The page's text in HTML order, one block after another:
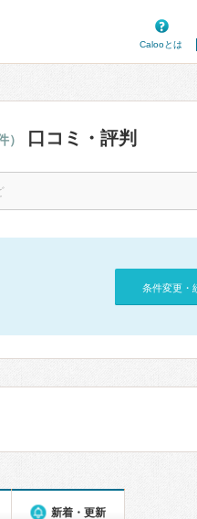
Calooとは
） 口コミ・評判
条件変更・
新着・更新